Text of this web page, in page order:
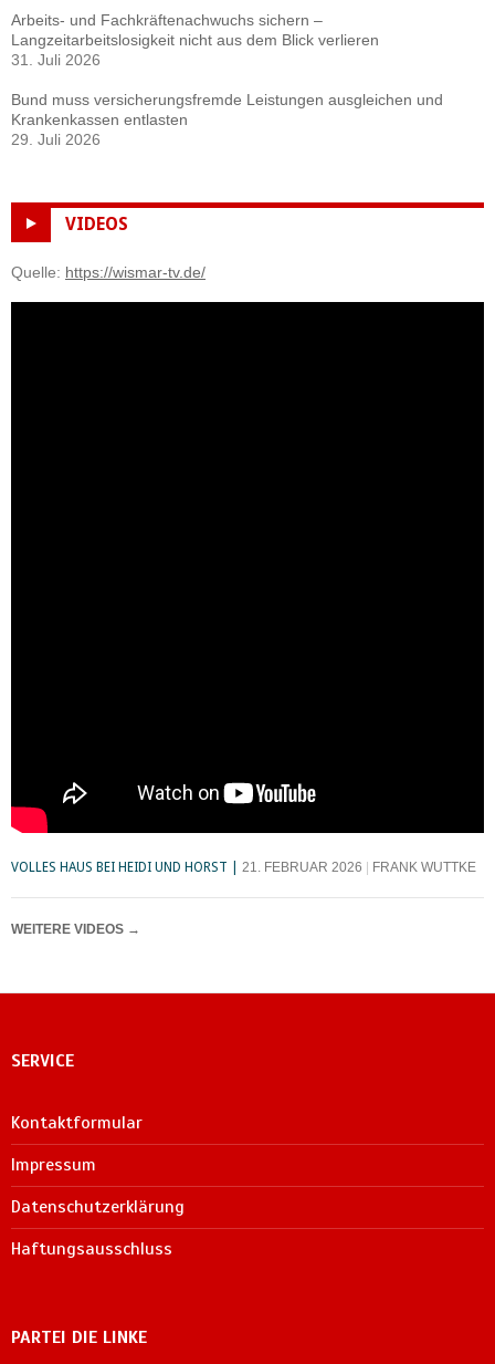
Arbeits- und Fachkräftenachwuchs sichern –
Langzeitarbeitslosigkeit nicht aus dem Blick verlieren
31. Juli 2026
Bund muss versicherungsfremde Leistungen ausgleichen und
Krankenkassen entlasten
29. Juli 2026
VIDEOS
Quelle: https://wismar-tv.de/
VOLLES HAUS BEI HEIDI UND HORST 21. FEBRUAR 2026 FRANK WUTTKE
WEITERE VIDEOS →
SERVICE
Kontaktformular
Impressum
Datenschutzerklärung
Haftungsausschluss
PARTEI DIE LINKE